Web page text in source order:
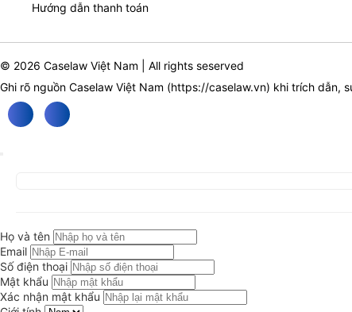
Hướng dẫn thanh toán
© 2026 Caselaw Việt Nam | All rights seserved
Ghi rõ nguồn Caselaw Việt Nam (https://caselaw.vn) khi trích dẫn,
Họ và tên
Email
Số điện thoại
Mật khẩu
Xác nhận mật khẩu